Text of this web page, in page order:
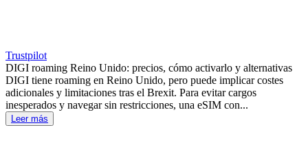
Trustpilot
DIGI roaming Reino Unido: precios, cómo activarlo y alternativas
DIGI tiene roaming en Reino Unido, pero puede implicar costes
adicionales y limitaciones tras el Brexit. Para evitar cargos
inesperados y navegar sin restricciones, una eSIM con...
Leer más